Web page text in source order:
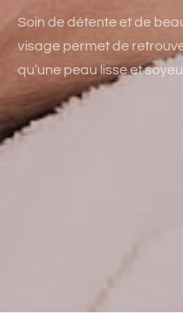
Soin de détente et de
visage permet de
qu’une peau lisse et